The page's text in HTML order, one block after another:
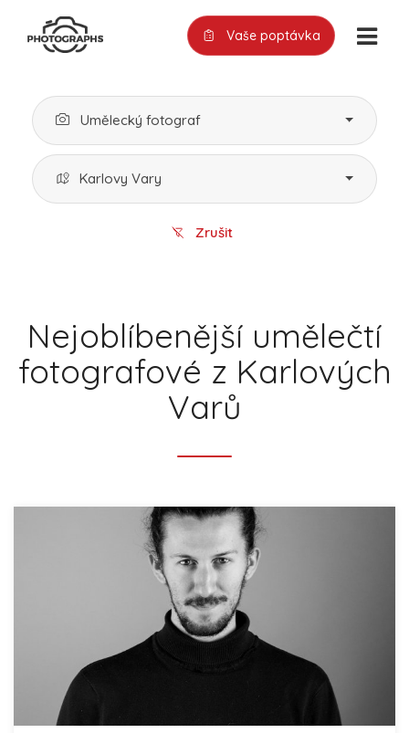
Vaše poptávka
Umělecký fotograf
Karlovy Vary
Zrušit
Nejoblíbenější umělečtí
fotografové z Karlových
Varů